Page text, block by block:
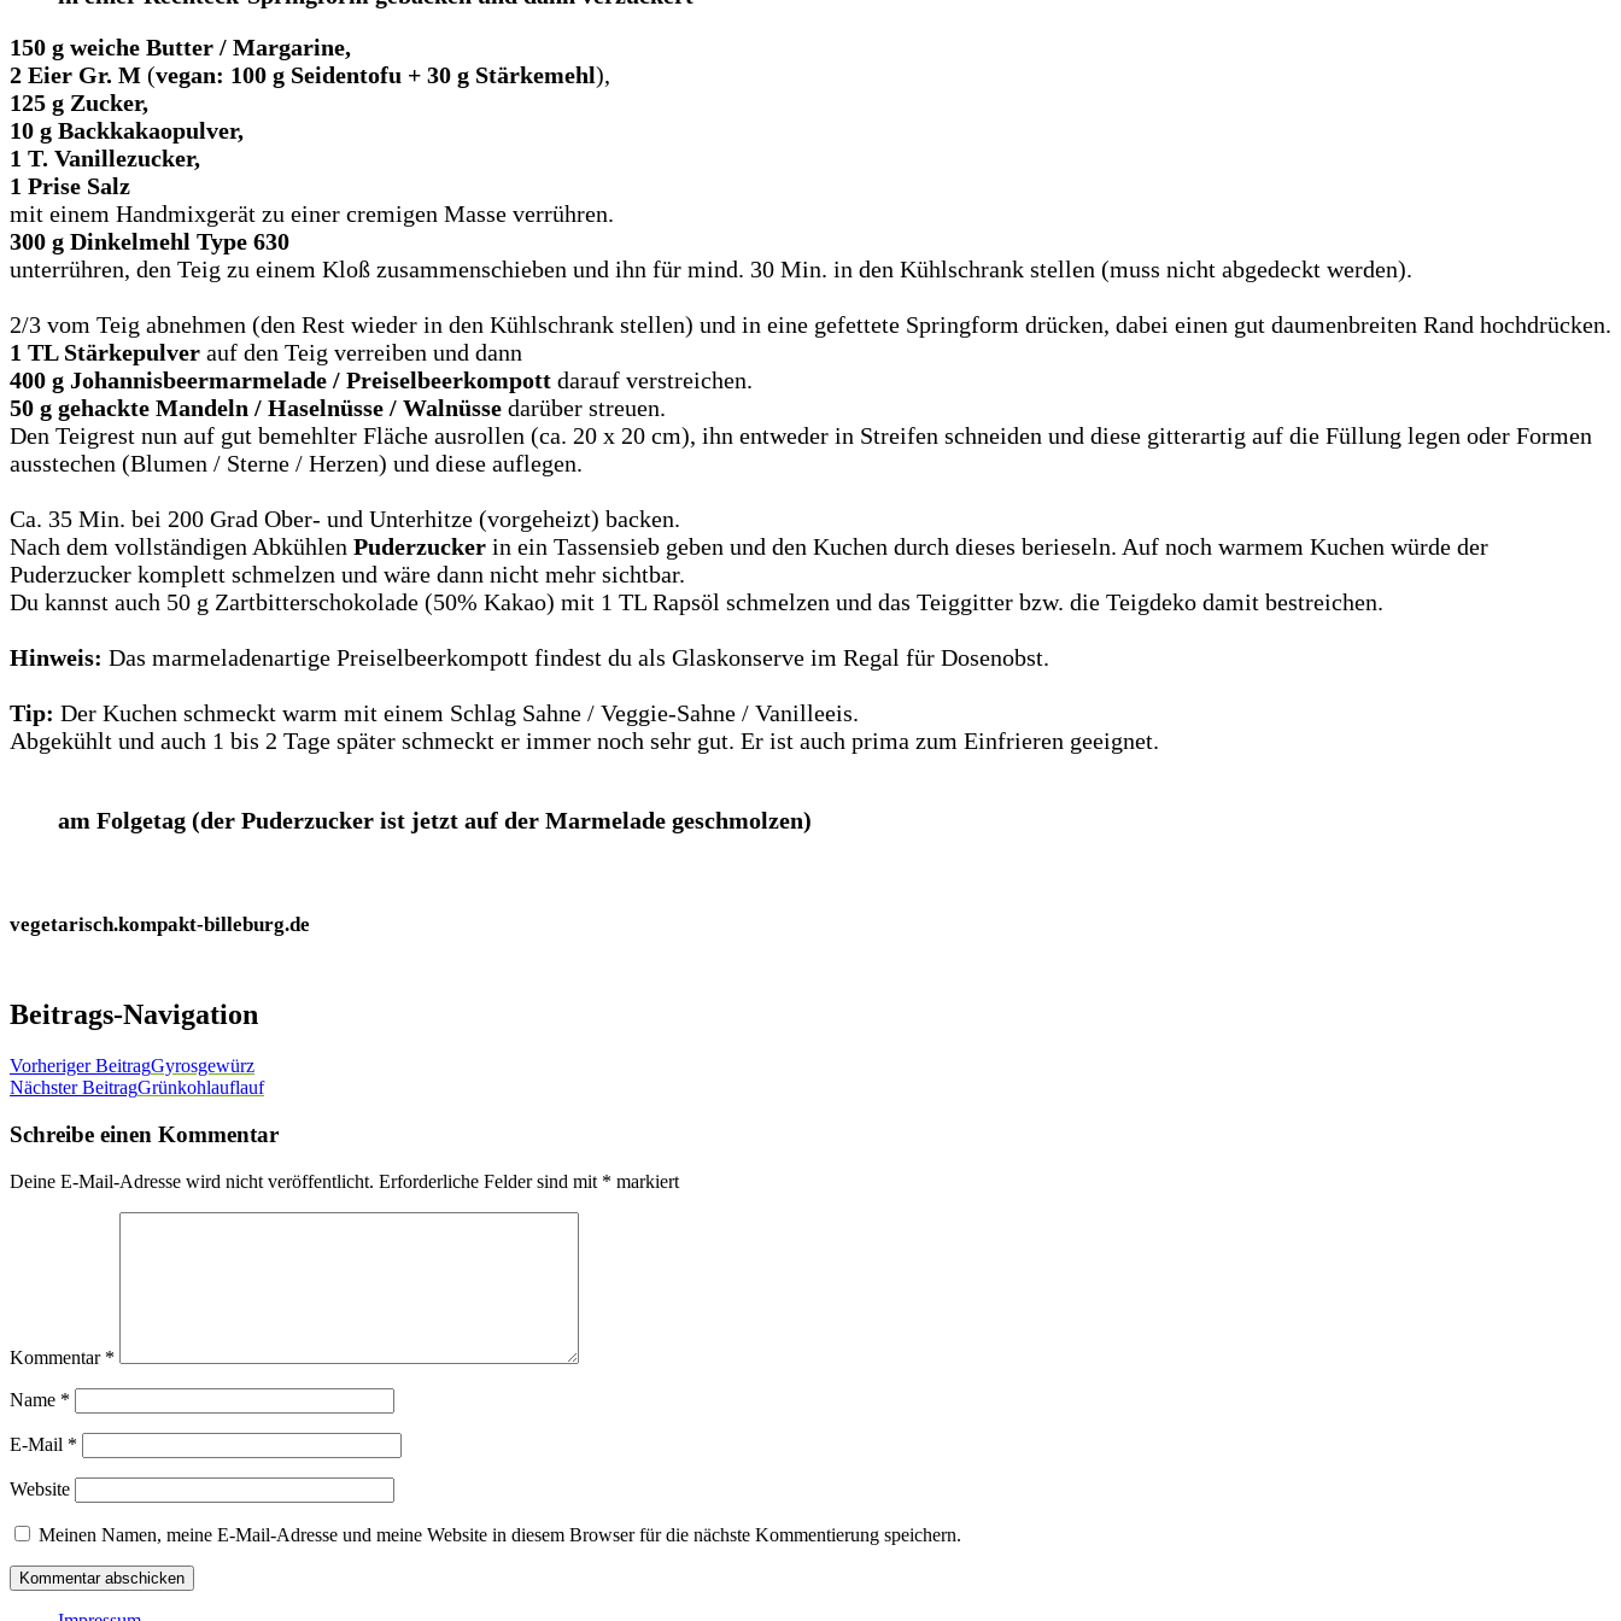
150 g weiche Butter / Margarine,
2 Eier Gr. M (vegan: 100 g Seidentofu + 30 g Stärkemehl),
125 g Zucker,
10 g Backkakaopulver,
1 T. Vanillezucker,
1 Prise Salz
mit einem Handmixgerät zu einer cremigen Masse verrühren.
300 g Dinkelmehl Type 630
unterrühren, den Teig zu einem Kloß zusammenschieben und ihn für mind. 30 Min. in den Kühlschrank stellen (muss nicht abgedeckt werden).
2/3 vom Teig abnehmen (den Rest wieder in den Kühlschrank stellen) und in eine gefettete Springform drücken, dabei einen gut daumenbreiten Rand hochdrücken.
1 TL Stärkepulver auf den Teig verreiben und dann
400 g Johannisbeermarmelade / Preiselbeerkompott darauf verstreichen.
50 g gehackte Mandeln / Haselnüsse / Walnüsse darüber streuen.
Den Teigrest nun auf gut bemehlter Fläche ausrollen (ca. 20 x 20 cm), ihn entweder in Streifen schneiden und diese gitterartig auf die Füllung legen oder Formen
ausstechen (Blumen / Sterne / Herzen) und diese auflegen.
Ca. 35 Min. bei 200 Grad Ober- und Unterhitze (vorgeheizt) backen.
Nach dem vollständigen Abkühlen Puderzucker in ein Tassensieb geben und den Kuchen durch dieses berieseln. Auf noch warmem Kuchen würde der
Puderzucker komplett schmelzen und wäre dann nicht mehr sichtbar.
Du kannst auch 50 g Zartbitterschokolade (50% Kakao) mit 1 TL Rapsöl schmelzen und das Teiggitter bzw. die Teigdeko damit bestreichen.
Hinweis: Das marmeladenartige Preiselbeerkompott findest du als Glaskonserve im Regal für Dosenobst.
Tip: Der Kuchen schmeckt warm mit einem Schlag Sahne / Veggie-Sahne / Vanilleeis.
Abgekühlt und auch 1 bis 2 Tage später schmeckt er immer noch sehr gut. Er ist auch prima zum Einfrieren geeignet.
am Folgetag (der Puderzucker ist jetzt auf der Marmelade geschmolzen)
vegetarisch.kompakt-billeburg.de
Beitrags-Navigation
Vorheriger BeitragGyrosgewürz
Nächster BeitragGrünkohlauflauf
Schreibe einen Kommentar
Deine E-Mail-Adresse wird nicht veröffentlicht. Erforderliche Felder sind mit * markiert
Kommentar *
Name *
E-Mail *
Website
Meinen Namen, meine E-Mail-Adresse und meine Website in diesem Browser für die nächste Kommentierung speichern.